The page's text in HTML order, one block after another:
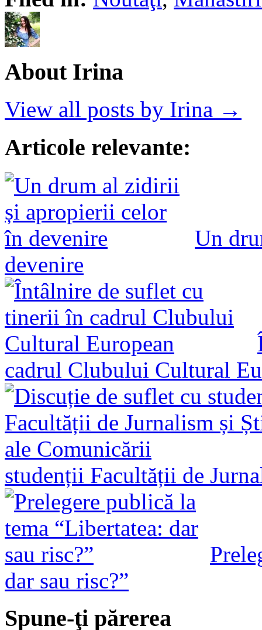
About Irina
View all posts by Irina →
Articole relevante:
Un
devenire
cadrul Clubului Cultural
studenții Facultății de
dar sau risc?”
Spune-ţi părerea